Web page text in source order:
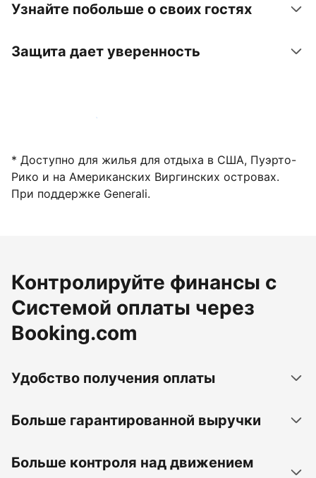
Узнайте побольше о своих гостях
Защита дает уверенность
Зарегистрировать объект
* Доступно для жилья для отдыха в США, Пуэрто-
Рико и на Американских Виргинских островах.
При поддержке Generali.
Контролируйте финансы с
Системой оплаты через
Booking.com
Удобство получения оплаты
Больше гарантированной выручки
Больше контроля над движением